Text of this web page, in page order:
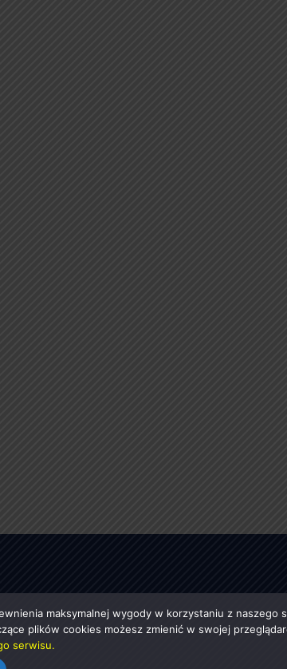
maksymalnej wygody w korzystaniu z naszego
plików cookies możesz zmienić w swojej
serwisu.